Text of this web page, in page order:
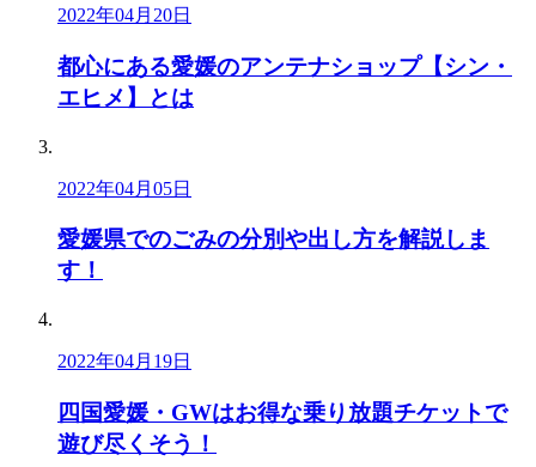
2022年04月20日
都心にある愛媛のアンテナショップ【シン・
エヒメ】とは
2022年04月05日
愛媛県でのごみの分別や出し方を解説しま
す！
2022年04月19日
四国愛媛・GWはお得な乗り放題チケットで
遊び尽くそう！